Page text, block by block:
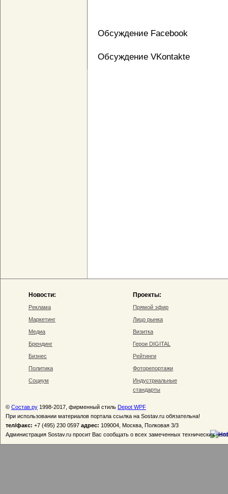
Обсуждение Facebook
Обсуждение VKontakte
Новости:
Реклама
Маркетинг
Медиа
Брендинг
Бизнес
Политика
Социум
Проекты:
Прямой эфир
Лицо рынка
Визитка
Герои DIGITAL
Рейтинги
Фоторепортажи
Индустриальные
стандарты
© Состав.ру 1998-2017, фирменный стиль Depot WPF
При использовании материалов портала ссылка на Sostav.ru обязательна!
тел/факс: +7 (495) 230 0597 адрес: 109004, Москва, Полковая 3/3
Администрация Sostav.ru просит Вас сообщать о всех замеченных технических